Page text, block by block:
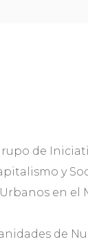
de
y
en el
de